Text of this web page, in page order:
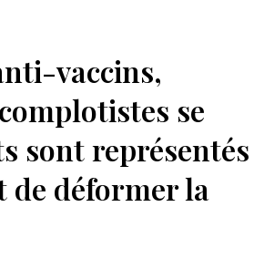
vaccins,
se
sont représentés
de déformer la